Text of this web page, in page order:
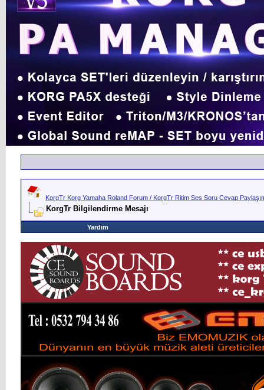
KorgTr Korg Yamaha Roland Forum / KorgTr Ritim Ses Soru Cevap
KorgTr Bilgilendirme Mesajı
Yardım